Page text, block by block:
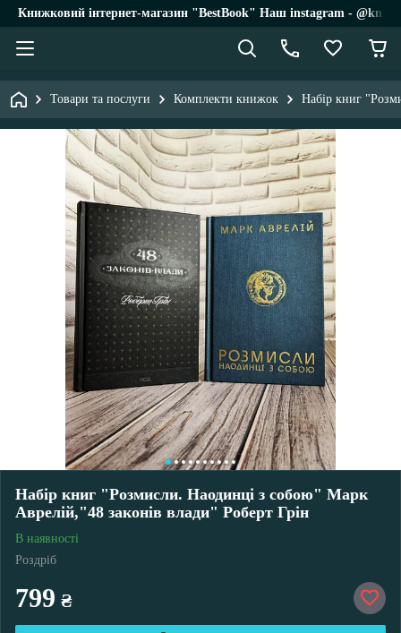
Книжковий інтернет-магазин "BestBook" Наш instagram -
Товари та послуги Комплекти книжок Набір книг
Набір книг "Розмисли. Наодинці з собою" Марк
Аврелій,"48 законів влади" Роберт Грін
В наявності
Роздріб
799 ₴